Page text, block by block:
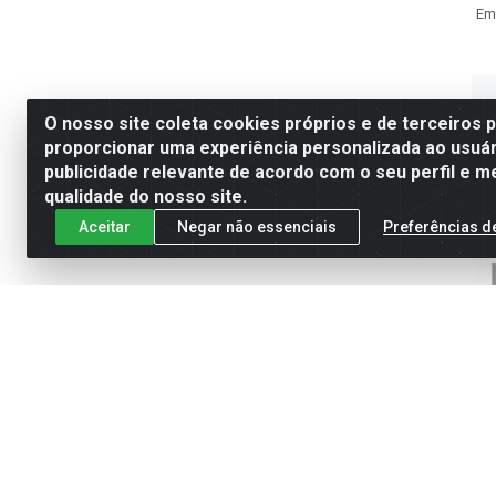
O nosso site coleta cookies próprios e de terceiros
proporcionar uma experiência personalizada ao
publicidade relevante de acordo com o seu perfil e
qualidade do nosso site.
Aceitar Negar não essenciais Preferências